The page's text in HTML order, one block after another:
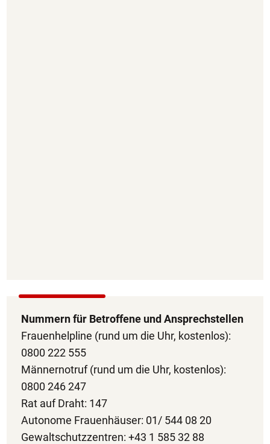
Nummern für Betroffene und Ansprechstellen
Frauenhelpline (rund um die Uhr, kostenlos):
0800 222 555
Männernotruf (rund um die Uhr, kostenlos):
0800 246 247
Rat auf Draht: 147
Autonome Frauenhäuser: 01/ 544 08 20
Gewaltschutzzentren: +43 1 585 32 88